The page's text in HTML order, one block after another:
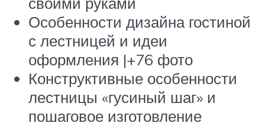
Особенности дизайна гостиной
с лестницей и идеи
оформления |+76 фото
Конструктивные особенности
лестницы «гусиный шаг» и
пошаговое изготовление